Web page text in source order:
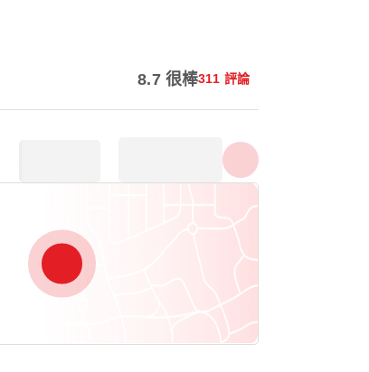
8.7 很棒311 評論